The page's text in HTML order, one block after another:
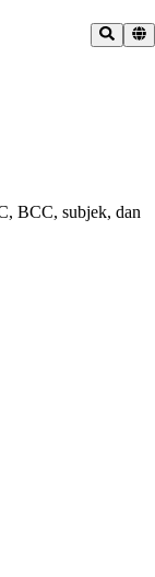
BCC, subjek, dan